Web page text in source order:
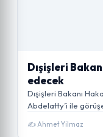
Dışişleri
edecek
Dışişleri Bakanı
Abdelatty’i ile
✍️ Ahmet Yilmaz